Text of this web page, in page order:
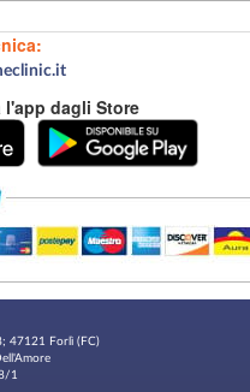
l'app dagli Store
47121 Forlì (FC)
1